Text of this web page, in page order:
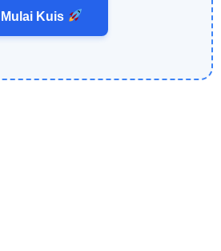
Mulai Kuis